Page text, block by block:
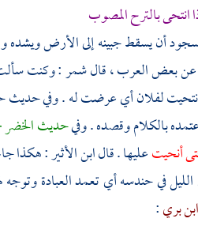
بالترح المصوب
أن يسقط جبينه إلى الأرض ويشده
عن بعض العرب ، قالشمر: وكنت
لفلان أي عرضت له . وفي حديث
بالكلام وقصده . وفيحديثالخضر
أنحيتعليها . قالابن الأثير: هكذا
في حندسه أي تعمد العبادة وتوجه
ابن بري: